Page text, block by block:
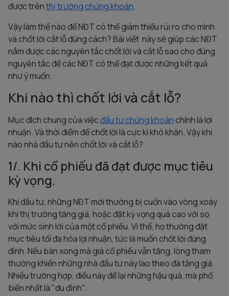
được trênthị trường chứng khoán.
Vậy làm thế nào để NĐT có thể giảm thiểu rủi ro cho mình
và chốt lời cắt lỗ đúng cách? Bài viết này sẽ giúp các NĐT
nắm được các nguyên tắc chốt lời và cắt lỗ sao cho đúng
nguyên tắc để các NĐT có thể đạt được những kết quả
như ý muốn.
Khi nào thì chốt lời và cắt lỗ?
Mục đích chung của việcđầu tư chứng khoán chính là lợi
nhuận. Và thời điểm để chốt lời là cực kì khó khăn. Vậy khi
nào nhà đầu tư nên chốt lời và cắt lỗ?
1/. Khi cổ phiếu đã đạt được mục tiêu
kỳ vọng.
Khi đầu tư, những NĐT mới thường bị cuốn vào vòng xoáy
khi thị trường tăng giá, hoặc đặt kỳ vọng quá cao với so
với mức sinh lời của một cổ phiếu. Vì thế, họ thường đặt
mục tiêu tối đa hóa lợi nhuận, tức là muốn chốt lời đúng
đỉnh. Nếu bán xong mà giá cổ phiếu vẫn tăng, lòng tham
thường khiến những nhà đầu tư này lao theo đà tăng giá.
Nhiều trường hợp, điều này để lại những hậu quả, mà phổ
biến nhất là "đu đỉnh".